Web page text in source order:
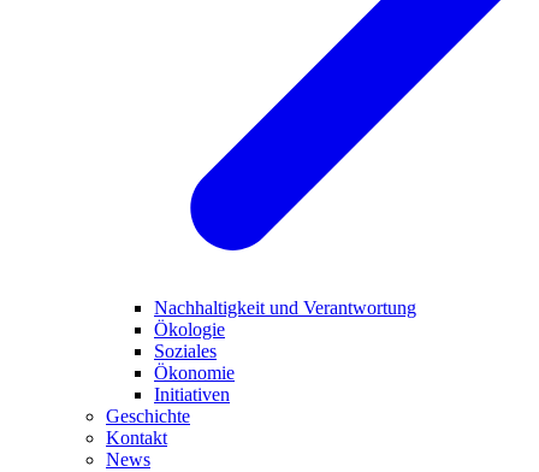
Nachhaltigkeit und Verantwortung
Ökologie
Soziales
Ökonomie
Initiativen
Geschichte
Kontakt
News